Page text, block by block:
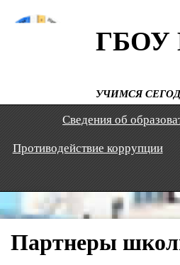
ГБОУ
УЧИМСЯ
Сведения об
Противодействие коррупции
Партнеры